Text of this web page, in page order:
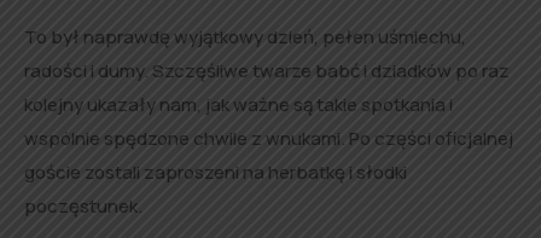
To był naprawdę wyjątkowy dzień, pełen uśmiechu,
radości i dumy. Szczęśliwe twarze babć i dziadków po raz
kolejny ukazały nam, jak ważne są takie spotkania i
wspólnie spędzone chwile z wnukami. Po części oficjalnej
goście zostali zaproszeni na herbatkę i słodki
poczęstunek.